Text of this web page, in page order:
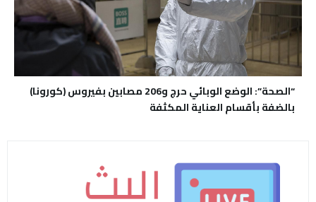
“الصحة”: الوضع الوبائي حرج و206 مصابين بفيروس (كورونا)
بالضفة بأقسام العناية المكثفة